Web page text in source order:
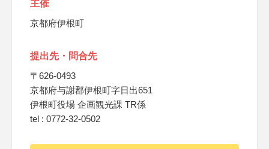
主催
京都府伊根町
提出先・問合先
〒626-0493
京都府与謝郡伊根町字日出651
伊根町役場 企画観光課 TR係
tel : 0772-32-0502